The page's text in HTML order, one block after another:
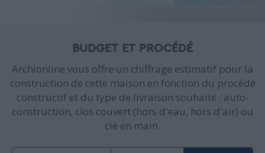
BUDGET ET PROCÉDÉ
Archionline vous offre un chiffrage estimatif pour la
construction de cette maison en fonction du procédé
constructif et du type de livraison souhaité : auto-
construction, clos couvert (hors d'eau, hors d'air) ou
clé en main.